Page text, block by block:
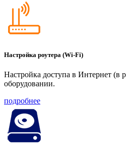
Настройка роутера (Wi-Fi)
Настройка доступа в Интернет (в
оборудовании.
подробнее